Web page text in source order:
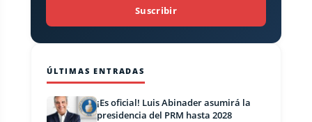
Suscribir
ÚLTIMAS ENTRADAS
¡Es oficial! Luis Abinader asumirá la
presidencia del PRM hasta 2028